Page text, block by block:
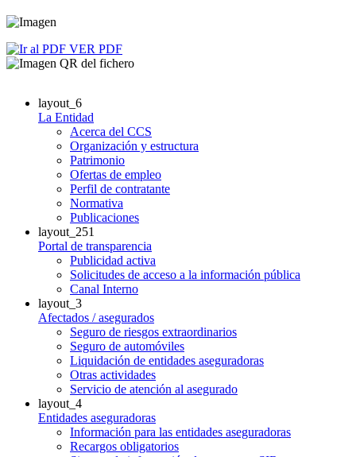
VER PDF
layout_6
La Entidad
Acerca del CCS
Organización y estructura
Patrimonio
Ofertas de empleo
Perfil de contratante
Normativa
Publicaciones
layout_251
Portal de transparencia
Publicidad activa
Solicitudes de acceso a la información pública
Canal Interno
layout_3
Afectados / asegurados
Seguro de riesgos extraordinarios
Seguro de automóviles
Liquidación de entidades aseguradoras
Otras actividades
Servicio de atención al asegurado
layout_4
Entidades aseguradoras
Información para las entidades aseguradoras
Recargos obligatorios